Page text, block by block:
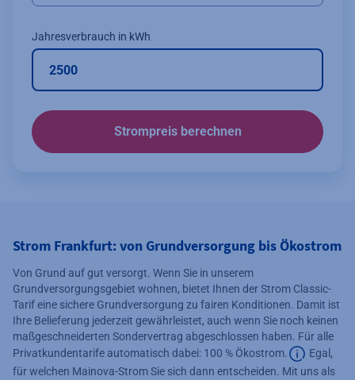
Jahresverbrauch in kWh
Strompreis berechnen
Strom Frankfurt: von Grundversorgung bis Ökostrom
Von Grund auf gut versorgt. Wenn Sie in unserem
Grundversorgungsgebiet wohnen, bietet Ihnen der Strom Classic-
Tarif eine sichere Grundversorgung zu fairen Konditionen. Damit ist
Ihre Belieferung jederzeit gewährleistet, auch wenn Sie noch keinen
maßgeschneiderten Sondervertrag abgeschlossen haben. Für alle
Privatkundentarife automatisch dabei: 100 % Ökostrom.
Egal,
für welchen Mainova-Strom Sie sich dann entscheiden. Mit uns als